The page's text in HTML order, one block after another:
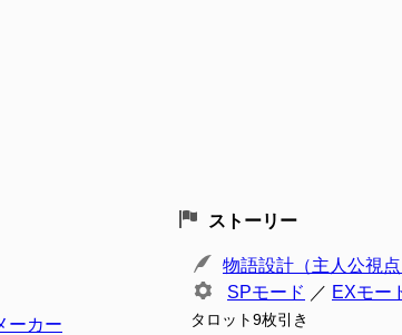
ーカー
ストーリー
物語設計（主人公視点
SPモード ／ EXモー
タロット9枚引き